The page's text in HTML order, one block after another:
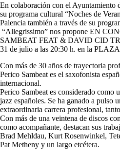
En colaboración con el Ayuntamiento
su programa cultural “Noches de
Palencia también a través de su
“Allegrissimo” nos propone EN
SAMBEAT FEAT & DAVID CID
31 de julio a las 20:30 h. en la
Con más de 30 años de trayectoria
Perico Sambeat es el saxofonista
internacional.
Perico Sambeat es considerado como
jazz españoles. Se ha ganado a pulso
extraordinaria carrera profesional,
Con más de una veintena de discos
como acompañante, destacan sus
Brad Mehldau, Kurt Rosenwinkel,
Pat Metheny y un largo etcétera.